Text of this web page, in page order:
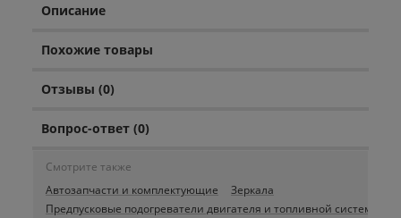
Описание
Похожие товары
Отзывы (0)
Вопрос-ответ (0)
Смотрите также
Автозапчасти и комплектующие
Зеркала
Предпусковые подогреватели двигателя и топливной системы